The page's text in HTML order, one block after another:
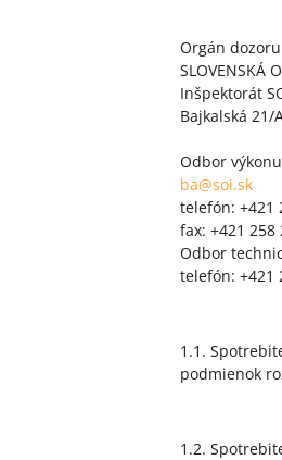
Orgán
SLOVENSKÁ
Inšpektorát
Bajkalská 21/
Odbor
ba@soi.sk
telefón: +421
fax: +421 258
Odbor
telefón: +421
1.1.
podmienok
1.2.